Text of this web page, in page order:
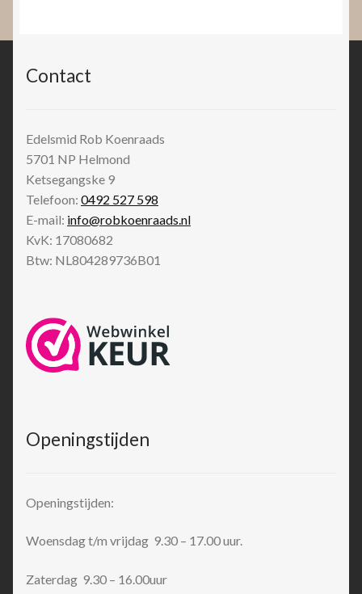
Contact
Edelsmid Rob Koenraads
5701 NP Helmond
Ketsegangske 9
Telefoon: 0492 527 598
E-mail: info@robkoenraads.nl
KvK: 17080682
Btw: NL804289736B01
Openingstijden
Openingstijden:
Woensdag t/m vrijdag 9.30 – 17.00 uur.
Zaterdag 9.30 – 16.00uur